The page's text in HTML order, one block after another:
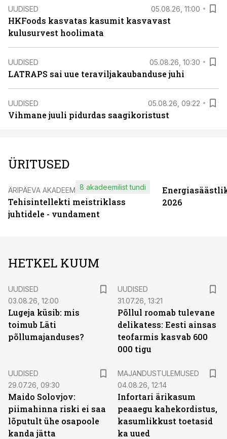
UUDISED 05.08.26, 11:00
HKFoods kasvatas kasumit kasvavast
kulusurvest hoolimata
UUDISED 05.08.26, 10:30
LATRAPS sai uue teraviljakaubanduse juhi
UUDISED 05.08.26, 09:22
Vihmane juuli pidurdas saagikoristust
ÜRITUSED
ÄRIPÄEVA AKADEEMIA
Tehisintellekti meistriklass
juhtidele - vundament
8 akadeemilist tundi
2026
HETKEL KUUM
UUDISED
03.08.26, 12:00
Lugeja küsib: mis
toimub Läti
põllumajanduses?
UUDISED
31.07.26, 13:21
Põllul roomab tulevane
delikatess: Eesti ainsas
teofarmis kasvab 600
000 tigu
UUDISED
29.07.26, 09:30
Maido Solovjov:
piimahinna riski ei saa
lõputult ühe osapoole
kanda jätta
MAJANDUSTULEMUSED
04.08.26, 12:14
Infortari ärikasum
peaaegu kahekordistus,
kasumlikkust toetasid
ka uued